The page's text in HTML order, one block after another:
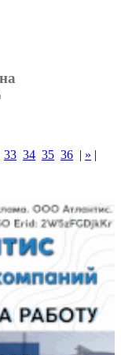
33 34 35 36 | » |